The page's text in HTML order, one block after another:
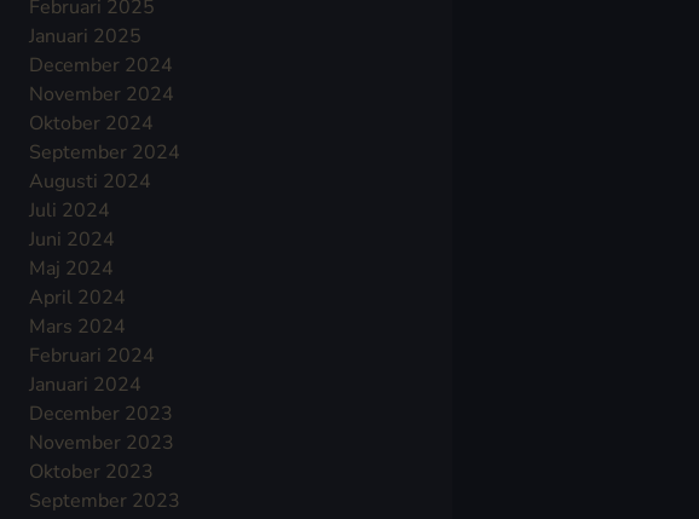
Februari 2025
Januari 2025
December 2024
November 2024
Oktober 2024
September 2024
Augusti 2024
Juli 2024
Juni 2024
Maj 2024
April 2024
Mars 2024
Februari 2024
Januari 2024
December 2023
November 2023
Oktober 2023
September 2023